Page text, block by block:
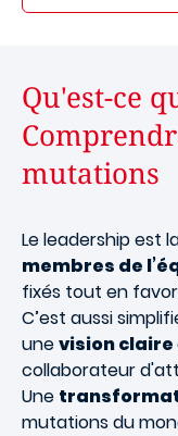
Qu'est-ce
mutations
Le leadership est
membres de
fixés tout en
C’est aussi
unevision claire
collaborateur
Une
mutations du